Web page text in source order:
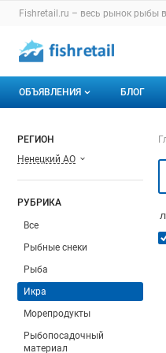
Раздел навигации
Fishretail.ru – весь рынок рыбы
Авторизация и меню
Навигация по
ОБЪЯВЛЕНИЯ
Горячее предложение
БЛОГ
РЕГИОН
Ненецкий АО
РУБРИКА
Все
Рыбные снеки
Рыба
Икра
Морепродукты
Рыбопосадочный
материал